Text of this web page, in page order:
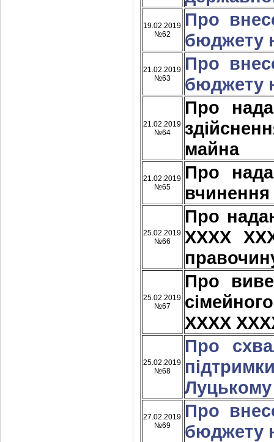
19.02.2019
№62
Про
бюджету
21.02.2019
№63
Про
бюджету
21.02.2019
№64
Про
майна
21.02.2019
№65
Про
25.02.2019
№66
Про
ХХХХ
25.02.2019
№67
Про
ХХХХ
25.02.2019
№68
Про
Луцькому
27.02.2019
№69
Про
бюджету